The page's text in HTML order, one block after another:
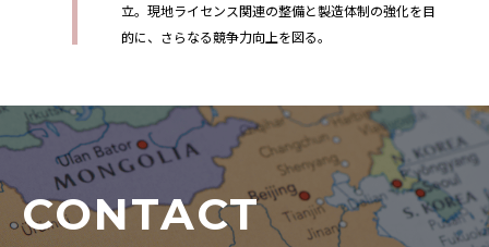
立。現地ライセンス関連の整備と製造体制の強化を目
的に、さらなる競争力向上を図る。
CONTACT